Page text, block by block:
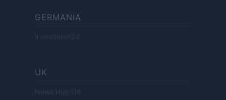
GERMANIA
Investieren24
UK
News Hub UK